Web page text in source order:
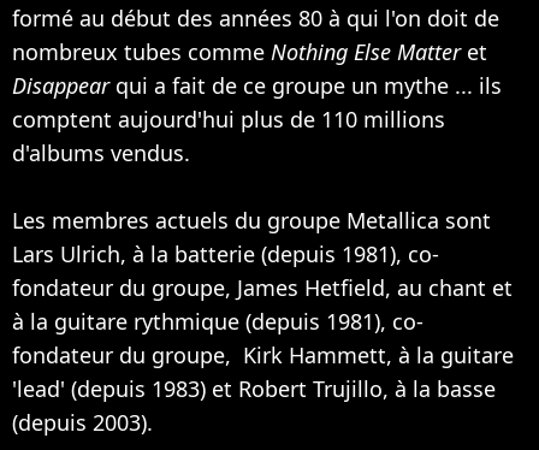
formé au début des années 80 à qui l'on doit de
nombreux tubes comme Nothing Else Matteret
Disappear qui a fait de ce groupe un mythe ... ils
comptent aujourd'hui plus de 110 millions
d'albums vendus.
Les membres actuels du groupe Metallica sont
Lars Ulrich, à la batterie (depuis 1981), co-
fondateur du groupe, James Hetfield, au chant et
à la guitare rythmique (depuis 1981), co-
fondateur du groupe, Kirk Hammett, à la guitare
'lead' (depuis 1983) et Robert Trujillo, à la basse
(depuis 2003).